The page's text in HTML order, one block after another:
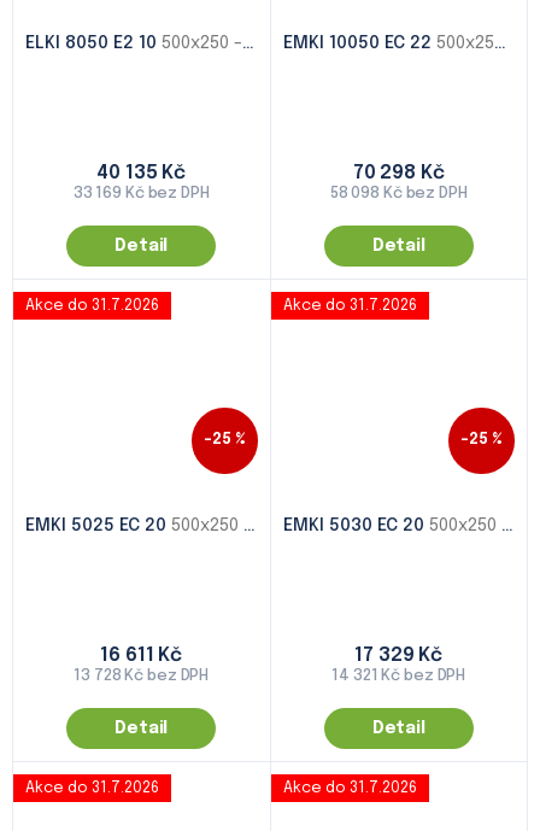
ELKI 8050 E2 10 500x250 - 1000x500
33 169 Kč bez DPH
40 135 Kč
Detail
EMKI 10050 EC 22 500x250 - 1000x500
58 098 Kč bez DPH
70 298 Kč
Detail
Akce do 31.7.2026
–25 %
EMKI 5025 EC 20 500x250 - 1000x500
13 728 Kč bez DPH
16 611 Kč
Detail
Akce do 31.7.2026
–25 %
EMKI 5030 EC 20 500x250 - 1000x500
14 321 Kč bez DPH
17 329 Kč
Detail
Akce do 31.7.2026 Akce do 31.7.2026